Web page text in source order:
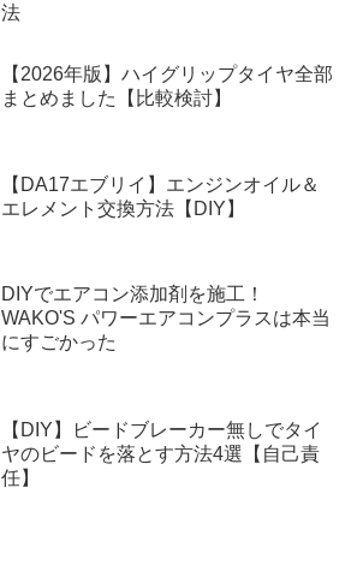
法
【2026年版】ハイグリップタイヤ全部
まとめました【比較検討】
【DA17エブリイ】エンジンオイル＆
エレメント交換方法【DIY】
DIYでエアコン添加剤を施工！
WAKO'S パワーエアコンプラスは本当
にすごかった
【DIY】ビードブレーカー無しでタイ
ヤのビードを落とす方法4選【自己責
任】